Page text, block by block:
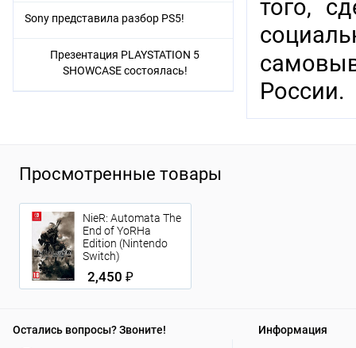
того,
России.
Sony представила разбор PS5!
Презентация PLAYSTATION 5
SHOWCASE состоялась!
Просмотренные товары
NieR: Automata The
End of YoRHa
Edition (Nintendo
Switch)
2,450 ₽
Остались вопросы? Звоните! Информация